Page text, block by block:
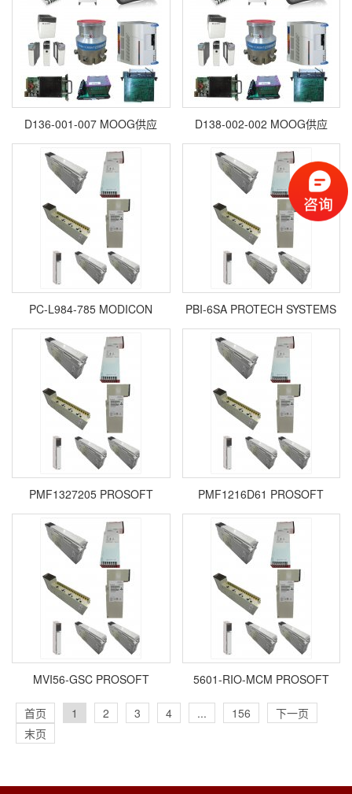
D136-001-007 MOOG供应 D138-002-002 MOOG供应
PC-L984-785 MODICON PBI-6SA PROTECH SYSTEMS
PMF1327205 PROSOFT PMF1216D61 PROSOFT
MVI56-GSC PROSOFT 5601-RIO-MCM PROSOFT
首页 1 2 3 4 ... 156
下一页
末页